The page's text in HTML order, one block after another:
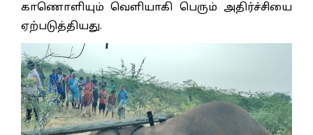
காணொளியும் வெளியாகி பெரும் அதிர்ச்சியை
ஏற்படுத்தியது.